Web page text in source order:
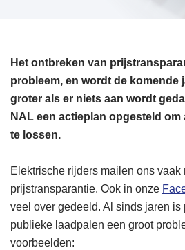
Het ontbreken van
probleem, en wordt de komende
groter als er niets aan wordt
NAL een actieplan opgesteld
te lossen.
Elektrische rijders mailen ons
prijstransparantie. Ook in onze
veel over gedeeld. Al sinds jaren is
publieke laadpalen een groot
voorbeelden: